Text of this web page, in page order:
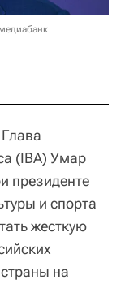
Глава
(IBA) Умар
президенте
и спорта
жесткую
на